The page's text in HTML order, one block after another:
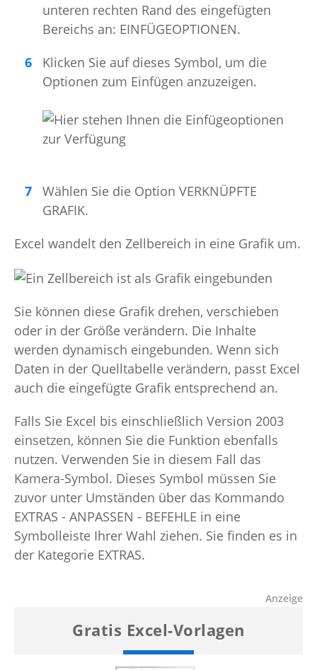
unteren rechten Rand des eingefügten
Bereichs an: EINFÜGEOPTIONEN.
Klicken Sie auf dieses Symbol, um die
Optionen zum Einfügen anzuzeigen.
Wählen Sie die Option VERKNÜPFTE
GRAFIK.
Excel wandelt den Zellbereich in eine Grafik um.
Sie können diese Grafik drehen, verschieben
oder in der Größe verändern. Die Inhalte
werden dynamisch eingebunden. Wenn sich
Daten in der Quelltabelle verändern, passt Excel
auch die eingefügte Grafik entsprechend an.
Falls Sie Excel bis einschließlich Version 2003
einsetzen, können Sie die Funktion ebenfalls
nutzen. Verwenden Sie in diesem Fall das
Kamera-Symbol. Dieses Symbol müssen Sie
zuvor unter Umständen über das Kommando
EXTRAS - ANPASSEN - BEFEHLE in eine
Symbolleiste Ihrer Wahl ziehen. Sie finden es in
der Kategorie EXTRAS.